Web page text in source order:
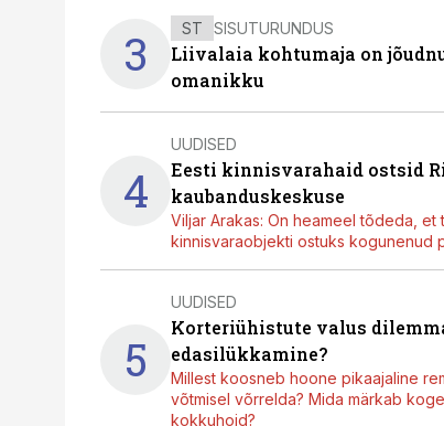
3 ST SISUTURUNDUS
Liivalaia kohtumaja on
omanikku
4
UUDISED
Eesti kinnisvarahaid ostsid
kaubanduskeskuse
Viljar Arakas: On heameel tõdeda, et
kinnisvaraobjekti ostuks kogunenud
5
UUDISED
Korteriühistute valus
edasilükkamine?
Millest koosneb hoone pikaajaline
võtmisel võrrelda? Mida märkab
kokkuhoid?